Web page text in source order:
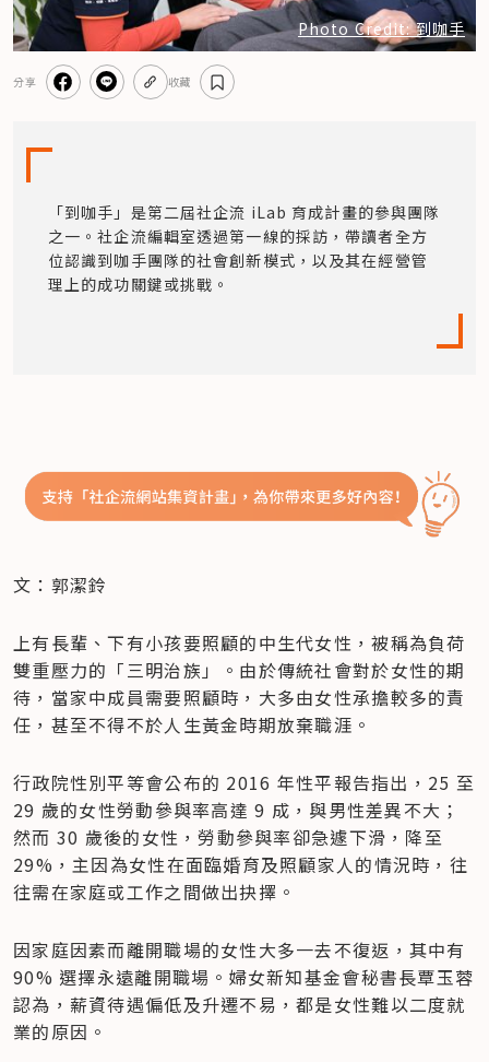
Photo Credit: 到咖手
分享 收藏
「到咖手」是第二屆社企流 iLab 育成計畫的參與團隊
之一。社企流編輯室透過第一線的採訪，帶讀者全方
位認識到咖手團隊的社會創新模式，以及其在經營管
理上的成功關鍵或挑戰。
文：郭潔鈴
上有長輩、下有小孩要照顧的中生代女性，被稱為負荷
雙重壓力的「三明治族」。由於傳統社會對於女性的期
待，當家中成員需要照顧時，大多由女性承擔較多的責
任，甚至不得不於人生黃金時期放棄職涯。
行政院性別平等會公布的 2016 年性平報告指出，25 至
29 歲的女性勞動參與率高達 9 成，與男性差異不大；
然而 30 歲後的女性，勞動參與率卻急遽下滑，降至
29%，主因為女性在面臨婚育及照顧家人的情況時，往
往需在家庭或工作之間做出抉擇。
因家庭因素而離開職場的女性大多一去不復返，其中有
90% 選擇永遠離開職場。婦女新知基金會秘書長覃玉蓉
認為，薪資待遇偏低及升遷不易，都是女性難以二度就
業的原因。